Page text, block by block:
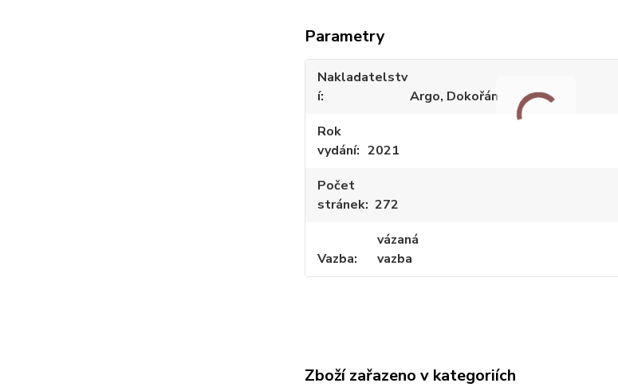
Parametry
Nakladatelstv
í
Argo, Dokořán
Rok
vydání
2021
Počet
stránek 272
Vazba
vázaná
vazba
Zboží zařazeno v kategoriích